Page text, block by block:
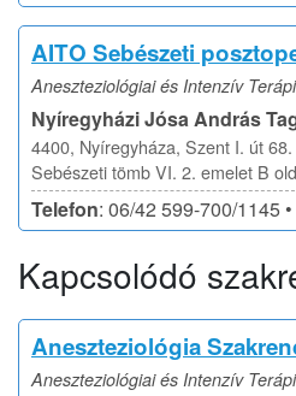
AITO Sebészeti
Aneszteziológiai és Intenzív
Nyíregyházi Jósa András
4400, Nyíregyháza, Szent I. út 68.
Sebészeti tömb VI. 2. emelet B
Telefon: 06/42 599-700/1145
Kapcsolódó
Aneszteziológia
Aneszteziológiai és Intenzív